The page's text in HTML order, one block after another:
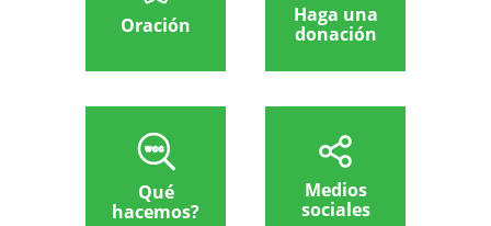
Oración
Haga una
donación
Qué
hacemos?
Medios
sociales